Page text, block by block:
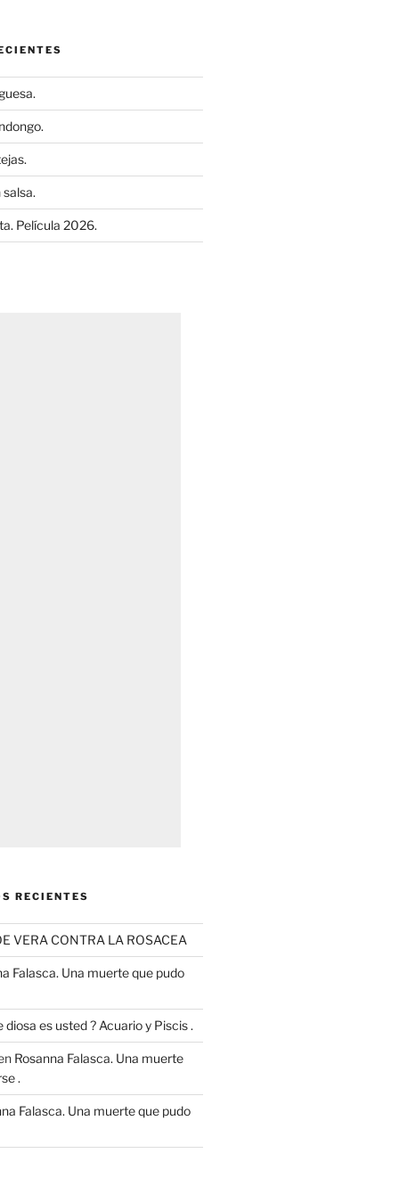
Película 2026.
RECIENTES
VERA CONTRA LA ROSACEA
Falasca. Una muerte que pudo
diosa es usted ? Acuario y Piscis .
Rosanna Falasca. Una muerte
.
Falasca. Una muerte que pudo